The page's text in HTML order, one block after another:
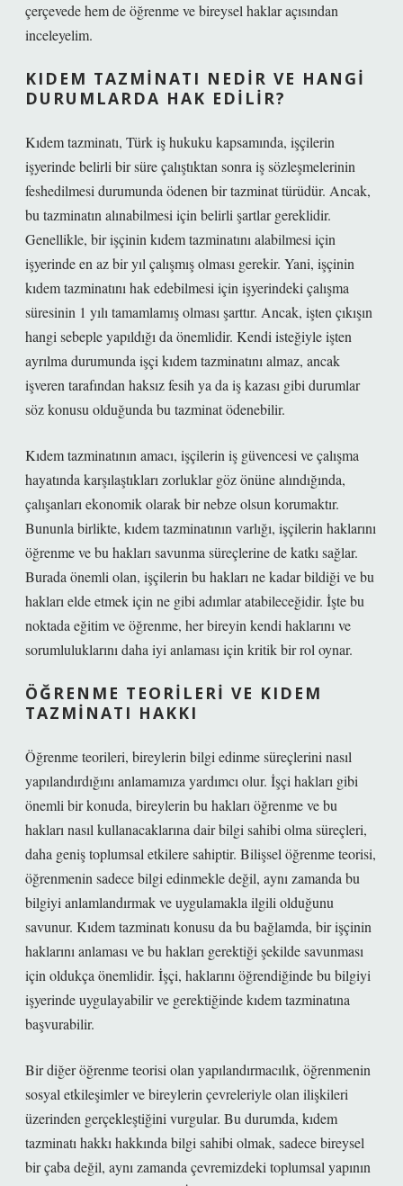
çerçevede hem de öğrenme ve bireysel haklar açısından
inceleyelim.
KIDEM TAZMINATI NEDIR VE HANGI
DURUMLARDA HAK EDILIR?
Kıdem tazminatı, Türk iş hukuku kapsamında, işçilerin
işyerinde belirli bir süre çalıştıktan sonra iş sözleşmelerinin
feshedilmesi durumunda ödenen bir tazminat türüdür. Ancak,
bu tazminatın alınabilmesi için belirli şartlar gereklidir.
Genellikle, bir işçinin kıdem tazminatını alabilmesi için
işyerinde en az bir yıl çalışmış olması gerekir. Yani, işçinin
kıdem tazminatını hak edebilmesi için işyerindeki çalışma
süresinin 1 yılı tamamlamış olması şarttır. Ancak, işten çıkışın
hangi sebeple yapıldığı da önemlidir. Kendi isteğiyle işten
ayrılma durumunda işçi kıdem tazminatını almaz, ancak
işveren tarafından haksız fesih ya da iş kazası gibi durumlar
söz konusu olduğunda bu tazminat ödenebilir.
Kıdem tazminatının amacı, işçilerin iş güvencesi ve çalışma
hayatında karşılaştıkları zorluklar göz önüne alındığında,
çalışanları ekonomik olarak bir nebze olsun korumaktır.
Bununla birlikte, kıdem tazminatının varlığı, işçilerin haklarını
öğrenme ve bu hakları savunma süreçlerine de katkı sağlar.
Burada önemli olan, işçilerin bu hakları ne kadar bildiği ve bu
hakları elde etmek için ne gibi adımlar atabileceğidir. İşte bu
noktada eğitim ve öğrenme, her bireyin kendi haklarını ve
sorumluluklarını daha iyi anlaması için kritik bir rol oynar.
ÖĞRENME TEORILERI VE KIDEM
TAZMINATI HAKKI
Öğrenme teorileri, bireylerin bilgi edinme süreçlerini nasıl
yapılandırdığını anlamamıza yardımcı olur. İşçi hakları gibi
önemli bir konuda, bireylerin bu hakları öğrenme ve bu
hakları nasıl kullanacaklarına dair bilgi sahibi olma süreçleri,
daha geniş toplumsal etkilere sahiptir. Bilişsel öğrenme teorisi,
öğrenmenin sadece bilgi edinmekle değil, aynı zamanda bu
bilgiyi anlamlandırmak ve uygulamakla ilgili olduğunu
savunur. Kıdem tazminatı konusu da bu bağlamda, bir işçinin
haklarını anlaması ve bu hakları gerektiği şekilde savunması
için oldukça önemlidir. İşçi, haklarını öğrendiğinde bu bilgiyi
işyerinde uygulayabilir ve gerektiğinde kıdem tazminatına
başvurabilir.
Bir diğer öğrenme teorisi olan yapılandırmacılık, öğrenmenin
sosyal etkileşimler ve bireylerin çevreleriyle olan ilişkileri
üzerinden gerçekleştiğini vurgular. Bu durumda, kıdem
tazminatı hakkı hakkında bilgi sahibi olmak, sadece bireysel
bir çaba değil, aynı zamanda çevremizdeki toplumsal yapının